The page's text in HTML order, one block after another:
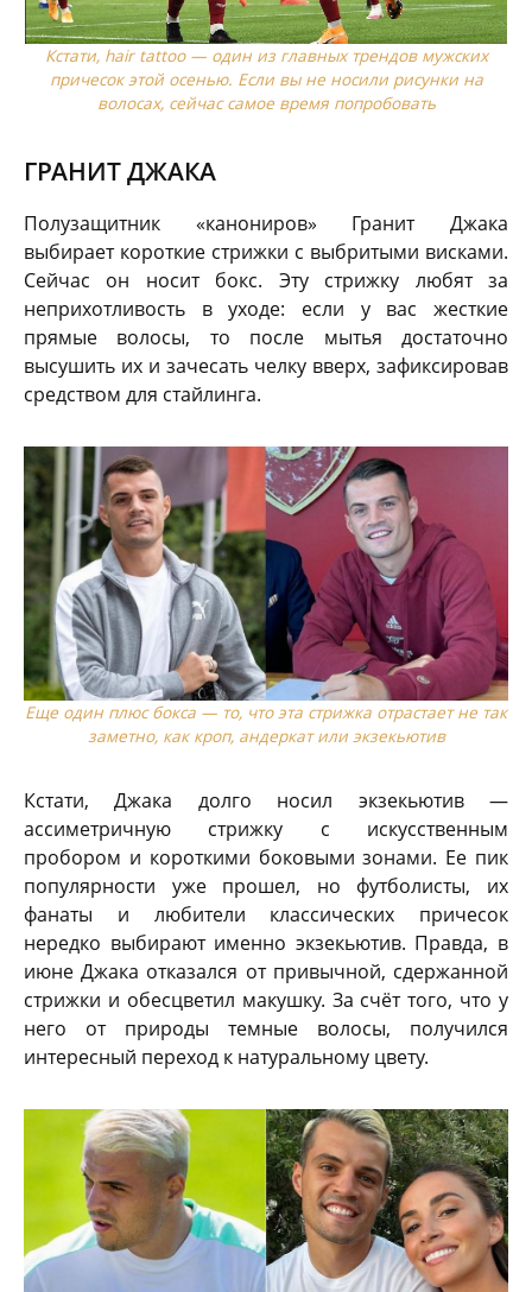
Кстати, hair tattoo — один из главных трендов мужских
причесок этой осенью. Если вы не носили рисунки на
волосах, сейчас самое время попробовать
ГРАНИТ ДЖАКА
Полузащитник «канониров» Гранит Джака
выбирает короткие стрижки с выбритыми висками.
Сейчас он носит бокс. Эту стрижку любят за
неприхотливость в уходе: если у вас жесткие
прямые волосы, то после мытья достаточно
высушить их и зачесать челку вверх, зафиксировав
средством для стайлинга.
Еще один плюс бокса — то, что эта стрижка отрастает не так
заметно, как кроп, андеркат или экзекьютив
Кстати, Джака долго носил экзекьютив —
ассиметричную стрижку с искусственным
пробором и короткими боковыми зонами. Ее пик
популярности уже прошел, но футболисты, их
фанаты и любители классических причесок
нередко выбирают именно экзекьютив. Правда, в
июне Джака отказался от привычной, сдержанной
стрижки и обесцветил макушку. За счёт того, что у
него от природы темные волосы, получился
интересный переход к натуральному цвету.